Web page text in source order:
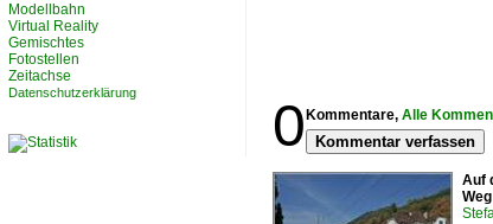
0 Kommentare, Alle
Kommentar verfassen
Auf
Modellbahn
Virtual Reality
Gemischtes
Fotostellen
Zeitachse
Datenschutzerklärung